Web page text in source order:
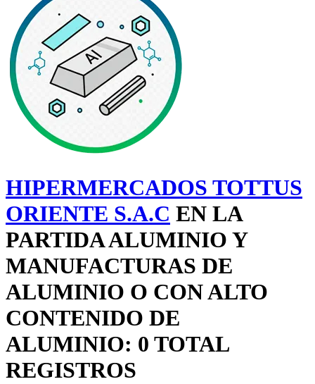
HIPERMERCADOS TOTTUS
ORIENTE S.A.C EN LA
PARTIDA ALUMINIO Y
MANUFACTURAS DE
ALUMINIO O CON ALTO
CONTENIDO DE
ALUMINIO: 0 TOTAL
REGISTROS